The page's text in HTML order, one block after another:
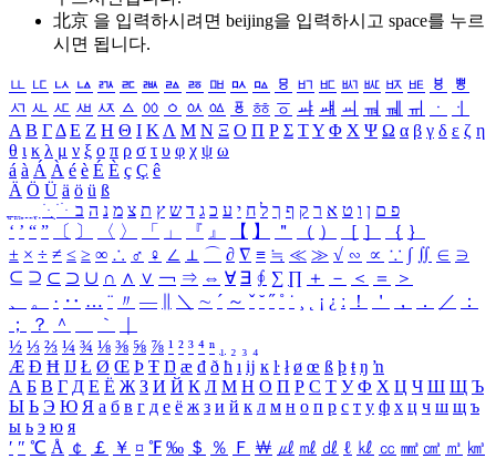
北京 을 입력하시려면 beijing을 입력하시고 space를 누르
시면 됩니다.
ㅥ ㅦ ㅧ ㅨ ㅩ ㅪ ㅫ ㅬ ㅭ ㅮ ㅯ ㅰ ㅱ ㅲ ㅳ ㅴ ㅵ ㅶ ㅷ ㅸ
ㅹ
ㅺ ㅻ ㅼ ㅽ ㅾ ㅿ ㆀ ㆁ ㆂ ㆃ ㆄ ㆅ ㆆ ㆇ ㆈ ㆉ ㆊ ㆋ ㆌ ㆍ
ㆎ
Α Β ΓΔ Ε Ζ Η Θ Ι ΚΛ Μ Ν Ξ Ο Π Ρ Σ ΤΥ Φ Χ Ψ Ω α β γ δ ε ζ η
θ ι κ λ μ ν ξ ο π ρ σ τ υ φ χ ψ ω
á à Á À é è É È ç Ç ê
Ä Ö Ü ä ö ü ß
ִֶֹ ֻּ ׁׂ פ ם ן ו ט א ר ק ף ך ל ח י ע כ ג ד ש ץ ת צ מ נ ה ב
‘ ’ “ ” 〔 〕 〈 〉 「 」 『 』 【 】 ＂ （ ） ［ ］ ｛ ｝
± × ÷ ≠ ≤ ≥ ∞ ∴ ♂ ♀ ∠ ⊥ ⌒ ∂ ∇ ≡ ≒ ≪ ≫ √ ∽ ∝ ∵ ∫ ∬ ∈ ∋
⊆ ⊇ ⊂ ⊃ ∪ ∩ ∧ ∨ ￢ ⇒ ⇔ ∀ ∃ ∮ ∑ ∏ ＋ － ＜ ＝
＞
、
。 · ‥ … ¨ 〃 ― ＼ ∼ ´ ～ ˇ ˘ ˝ ˚ ˙ ¸ ¡ ¿ ː ！ ＇ ， ． ／
：
；
？ ＾ ｀
½ ⅓ ⅔ ¼ ¾ ⅛ ⅜ ⅝ ⅞ ¹ ² ³ ⁴ ⁿ ₁ ₂ ₃ ₄
Æ Ð Ħ Ĳ Ł Ø Œ Þ Ŧ Ŋ æ đ ð ħ ı ĳ ĸ ŀ ł ø œ ß þ ŧ ŋ ŉ
А Б В Г Д Е Ё Ж З И Й К Л М Н О П Р С Т У Ф Х Ц Ч Ш Щ Ъ
Ы Ь Э Ю Я а б в г д е ё ж з и й к л м н о п р с т у ф х ц ч ш щ ъ
ы ь э ю я
′ ″ ℃ Å ￠ ￡ ￥ ¤ ℉ ‰ ＄ ％ Ｆ ￦ ㎕ ㎖ ㎗ ℓ ㎘ ㏄ ㎣ ㎤ ㎥ ㎦